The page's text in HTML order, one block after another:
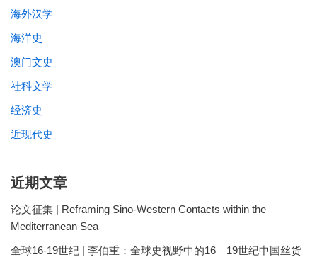
海外汉学
海洋史
澳门文史
社科文学
经济史
近现代史
近期文章
论文征集 | Reframing Sino-Western Contacts within the
Mediterranean Sea
全球16-19世纪 | 李伯重：全球史视野中的16—19世纪中国丝货